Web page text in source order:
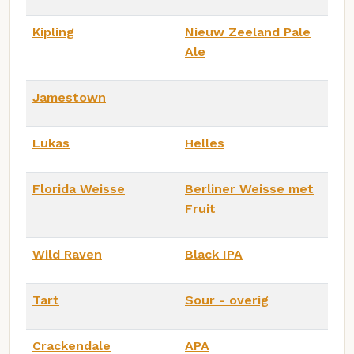
Kipling
Nieuw Zeeland Pale
Ale
Jamestown
Lukas Helles
Florida Weisse
Berliner Weisse met
Fruit
Wild Raven Black IPA
Tart Sour - overig
Crackendale APA